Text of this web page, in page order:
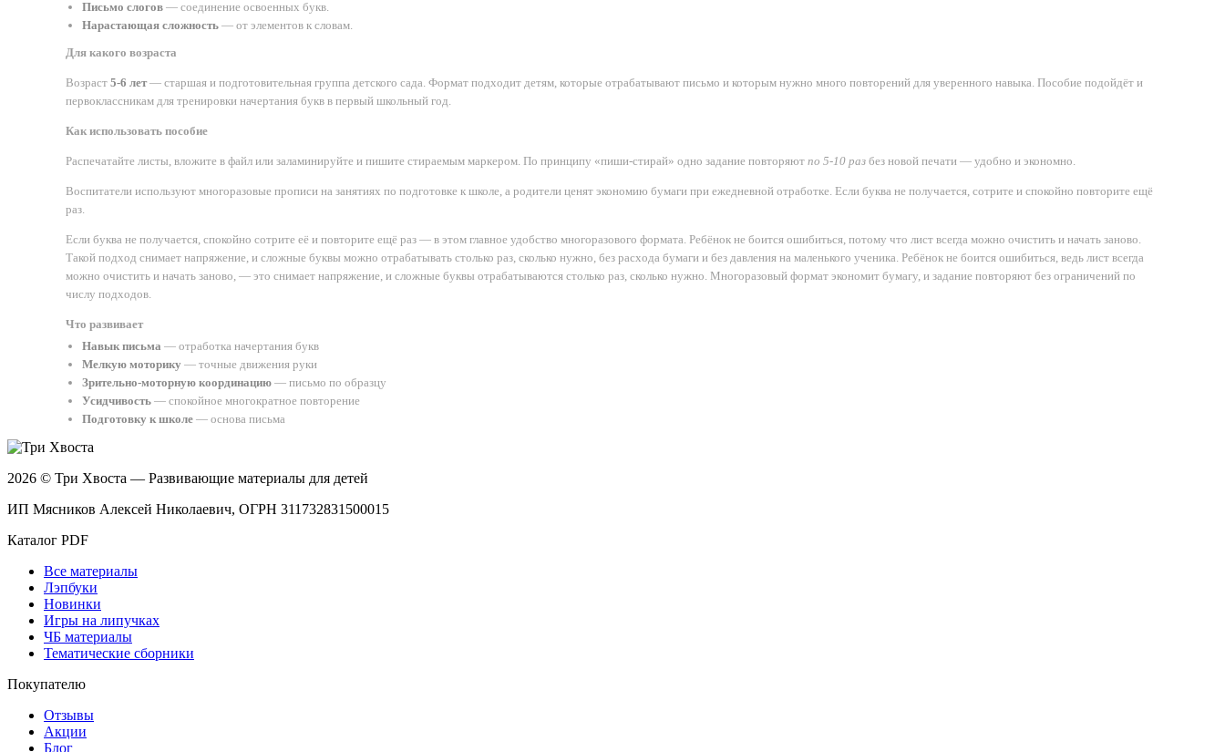
Письмо слогов — соединение освоенных букв.
Нарастающая сложность — от элементов к словам.
Для какого возраста
Возраст 5-6 лет— старшая и подготовительная группа детского сада. Формат подходит детям, которые отрабатывают письмо и которым нужно много повторений для уверенного навыка. Пособие подойдёт и
первоклассникам для тренировки начертания букв в первый школьный год.
Как использовать пособие
Распечатайте листы, вложите в файл или заламинируйте и пишите стираемым маркером. По принципу «пиши-стирай» одно задание повторяют по 5-10 раз без новой печати — удобно и экономно.
Воспитатели используют многоразовые прописи на занятиях по подготовке к школе, а родители ценят экономию бумаги при ежедневной отработке. Если буква не получается, сотрите и спокойно повторите ещё
раз.
Если буква не получается, спокойно сотрите её и повторите ещё раз — в этом главное удобство многоразового формата. Ребёнок не боится ошибиться, потому что лист всегда можно очистить и начать заново.
Такой подход снимает напряжение, и сложные буквы можно отрабатывать столько раз, сколько нужно, без расхода бумаги и без давления на маленького ученика. Ребёнок не боится ошибиться, ведь лист всегда
можно очистить и начать заново, — это снимает напряжение, и сложные буквы отрабатываются столько раз, сколько нужно. Многоразовый формат экономит бумагу, и задание повторяют без ограничений по
числу подходов.
Что развивает
Навык письма — отработка начертания букв
Мелкую моторику — точные движения руки
Зрительно-моторную координацию — письмо по образцу
Усидчивость — спокойное многократное повторение
Подготовку к школе — основа письма
2026 © Три Хвоста — Развивающие материалы для детей
ИП Мясников Алексей Николаевич, ОГРН 311732831500015
Каталог PDF
Все материалы
Лэпбуки
Новинки
Игры на липучках
ЧБ материалы
Тематические сборники
Покупателю
Отзывы
Акции
Блог